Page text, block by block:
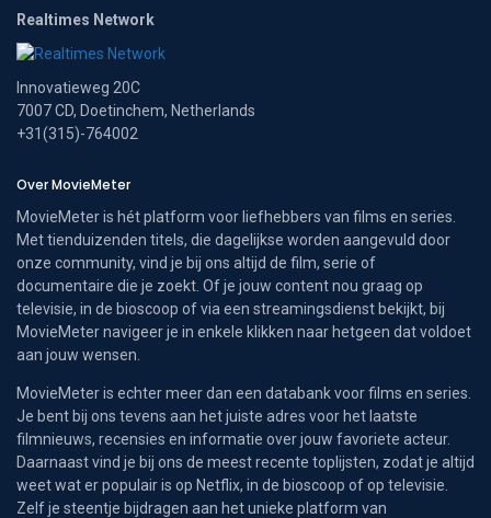
Realtimes Network
Innovatieweg 20C
7007 CD, Doetinchem, Netherlands
+31(315)-764002
Over MovieMeter
MovieMeter is hét platform voor liefhebbers van films en series.
Met tienduizenden titels, die dagelijkse worden aangevuld door
onze community, vind je bij ons altijd de film, serie of
documentaire die je zoekt. Of je jouw content nou graag op
televisie, in de bioscoop of via een streamingsdienst bekijkt, bij
MovieMeter navigeer je in enkele klikken naar hetgeen dat voldoet
aan jouw wensen.
MovieMeter is echter meer dan een databank voor films en series.
Je bent bij ons tevens aan het juiste adres voor het laatste
filmnieuws, recensies en informatie over jouw favoriete acteur.
Daarnaast vind je bij ons de meest recente toplijsten, zodat je altijd
weet wat er populair is op Netflix, in de bioscoop of op televisie.
Zelf je steentje bijdragen aan het unieke platform van